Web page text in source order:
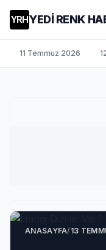
YRHYEDİ RENK
11 Temmuz 2026
ANASAYFA/13